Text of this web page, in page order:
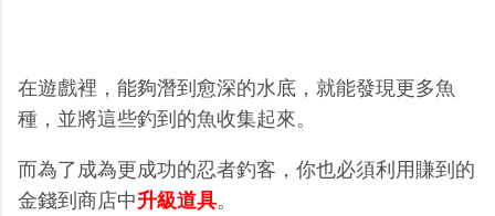
在遊戲裡，能夠潛到愈深的水底，就能發現更多魚
種，並將這些釣到的魚收集起來。
而為了成為更成功的忍者釣客，你也必須利用賺到的
金錢到商店中升級道具。